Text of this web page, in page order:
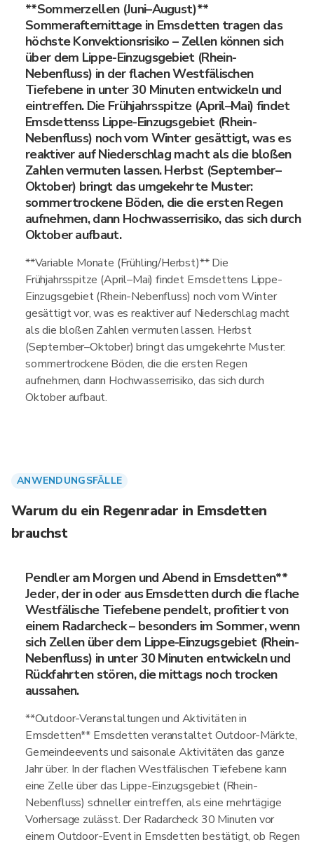
**Sommerzellen (Juni–August)**
Sommerafternittage in Emsdetten tragen das
höchste Konvektionsrisiko – Zellen können sich
über dem Lippe-Einzugsgebiet (Rhein-
Nebenfluss) in der flachen Westfälischen
Tiefebene in unter 30 Minuten entwickeln und
eintreffen. Die Frühjahrsspitze (April–Mai) findet
Emsdettenss Lippe-Einzugsgebiet (Rhein-
Nebenfluss) noch vom Winter gesättigt, was es
reaktiver auf Niederschlag macht als die bloßen
Zahlen vermuten lassen. Herbst (September–
Oktober) bringt das umgekehrte Muster:
sommertrockenе Böden, die die ersten Regen
aufnehmen, dann Hochwasserrisiko, das sich durch
Oktober aufbaut.
**Variable Monate (Frühling/Herbst)** Die
Frühjahrsspitze (April–Mai) findet Emsdettens Lippe-
Einzugsgebiet (Rhein-Nebenfluss) noch vom Winter
gesättigt vor, was es reaktiver auf Niederschlag macht
als die bloßen Zahlen vermuten lassen. Herbst
(September–Oktober) bringt das umgekehrte Muster:
sommertrockene Böden, die die ersten Regen
aufnehmen, dann Hochwasserrisiko, das sich durch
Oktober aufbaut.
ANWENDUNGSFÄLLE
Warum du ein Regenradar in Emsdetten
brauchst
Pendler am Morgen und Abend in Emsdetten**
Jeder, der in oder aus Emsdetten durch die flache
Westfälische Tiefebene pendelt, profitiert von
einem Radarcheck – besonders im Sommer, wenn
sich Zellen über dem Lippe-Einzugsgebiet (Rhein-
Nebenfluss) in unter 30 Minuten entwickeln und
Rückfahrten stören, die mittags noch trocken
aussahen.
**Outdoor-Veranstaltungen und Aktivitäten in
Emsdetten** Emsdetten veranstaltet Outdoor-Märkte,
Gemeindeevents und saisonale Aktivitäten das ganze
Jahr über. In der flachen Westfälischen Tiefebene kann
eine Zelle über das Lippe-Einzugsgebiet (Rhein-
Nebenfluss) schneller eintreffen, als eine mehrtägige
Vorhersage zulässt. Der Radarcheck 30 Minuten vor
einem Outdoor-Event in Emsdetten bestätigt, ob Regen